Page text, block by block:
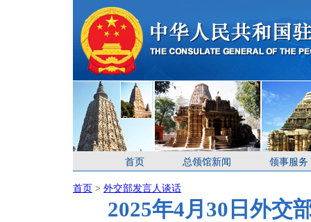
首页 总领馆新闻 领事服务
首页 > 外交部发言人谈话
2025年4月30日外交